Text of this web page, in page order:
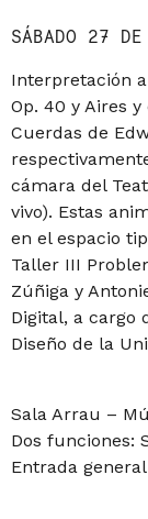
SÁBADO 27
Interpretación
Op. 40 y Aires
Cuerdas de
cámara del
vivo). Estas
en el espacio
Taller III
Zúñiga y
Digital, a cargo
Diseño de la
Sala Arrau –
Dos funciones:
Entrada